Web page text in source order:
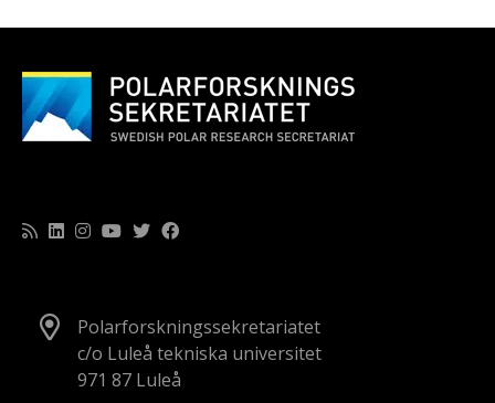
Polarforskningssekretariatet
c/o Luleå tekniska universitet
971 87 Luleå